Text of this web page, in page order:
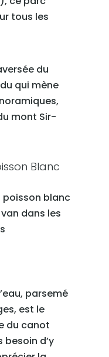
tous les
du
qui mène
mont Sir-
Blanc
parsemé
est le
du canot
besoin d’y